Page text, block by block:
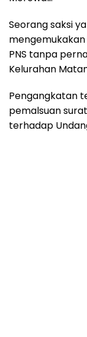
Seorang saksi
PNS tanpa
Kelurahan
Pengangkatan
pemalsuan
terhadap